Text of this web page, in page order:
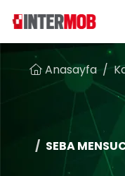
Anasayfa
SEBA